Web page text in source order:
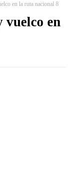
en la ruta nacional 8
vuelco en